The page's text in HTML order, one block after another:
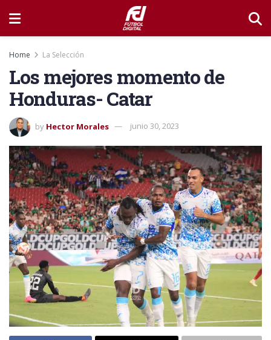
Home La Selección
Los mejores momento de
Honduras- Catar
by Hector Morales junio 30, 2023